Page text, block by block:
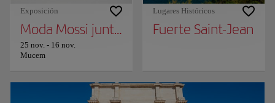
Exposición
Moda Mossi juntos (título provisional)
25 nov. - 16 nov.
Mucem
Lugares Históricos
Fuerte Saint-Jean